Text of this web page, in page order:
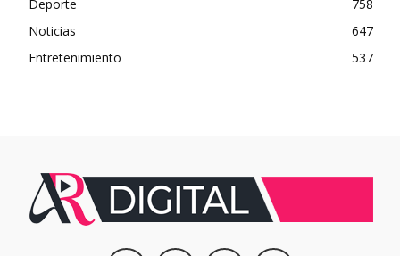
Deporte
758
Noticias
647
Entretenimiento
537